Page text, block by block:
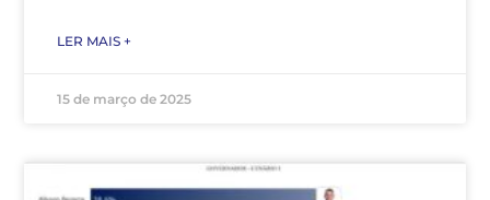
LER MAIS +
15 de março de 2025